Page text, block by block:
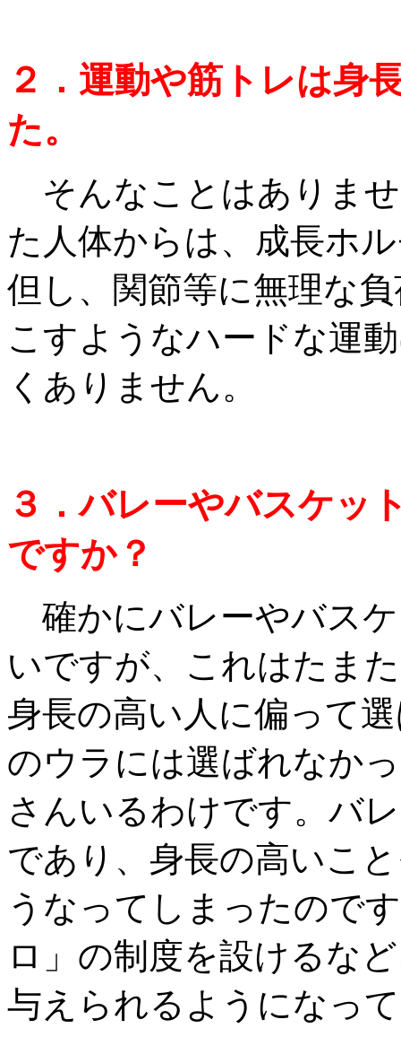
２．運動や筋トレは身
た。
そんなことはありま
た人体からは、成長ホ
但し、関節等に無理な
こすようなハードな運
くありません。
３．バレーやバスケッ
ですか？
確かにバレーやバス
いですが、これはたま
身長の高い人に偏って
のウラには選ばれなか
さんいるわけです。バ
であり、身長の高いこ
うなってしまったので
ロ」の制度を設けるな
与えられるようになっ